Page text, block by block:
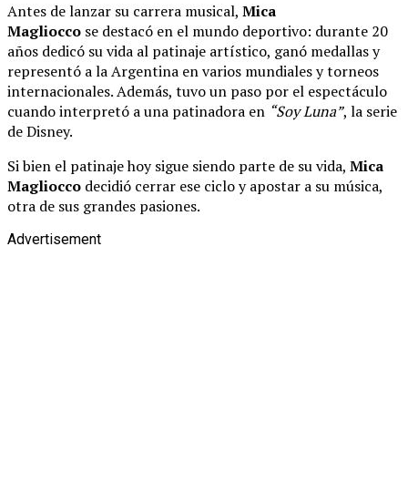
Antes de lanzar su carrera musical, Mica
Magliocco se destacó en el mundo deportivo: durante 20
años dedicó su vida al patinaje artístico, ganó medallas y
representó a la Argentina en varios mundiales y torneos
internacionales. Además, tuvo un paso por el espectáculo
cuando interpretó a una patinadora en “Soy Luna”, la serie
de Disney.
Si bien el patinaje hoy sigue siendo parte de su vida, Mica
Magliocco decidió cerrar ese ciclo y apostar a su música,
otra de sus grandes pasiones.
Advertisement